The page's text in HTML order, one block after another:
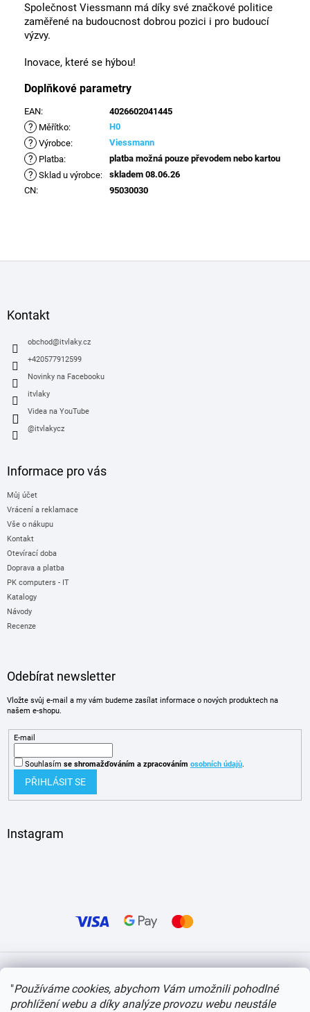
"Používáme cookies, abychom Vám umožnili pohodlné
prohlížení webu a díky analýze provozu webu neustále
Společnost Viessmann má díky své značkové politice
zaměřené na budoucnost dobrou pozici i pro budoucí
výzvy.
Inovace, které se hýbou!
Doplňkové parametry
EAN: 4026602041445
? Měřítko: H0
? Výrobce: Viessmann
? Platba: platba možná pouze převodem nebo kartou
? Sklad u výrobce:
skladem 08.06.26
CN: 95030030
Kontakt
obchod@itvlaky.cz
+420577912599
Novinky na Facebooku
itvlaky
Videa na YouTube
@itvlakycz
Informace pro vás
Můj účet
Vrácení a reklamace
Vše o nákupu
Kontakt
Otevírací doba
Doprava a platba
PK computers - IT
Katalogy
Návody
Recenze
Odebírat newsletter
Vložte svůj e-mail a my vám budeme zasílat informace o nových produktech na
našem e-shopu.
E-mail
Souhlasím se shromažďováním a zpracováním osobních údajů.
PŘIHLÁSIT SE
Instagram